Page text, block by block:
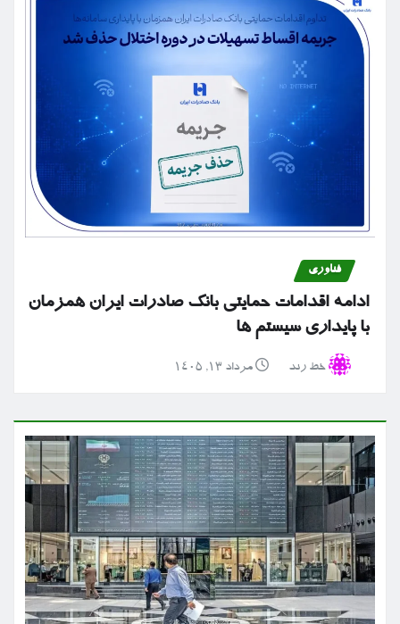
فناوری
ادامه اقدامات حمایتی بانک صادرات ایران همزمان
با پایداری سیستم ها
خط رند مرداد ۱۳, ۱۴۰۵